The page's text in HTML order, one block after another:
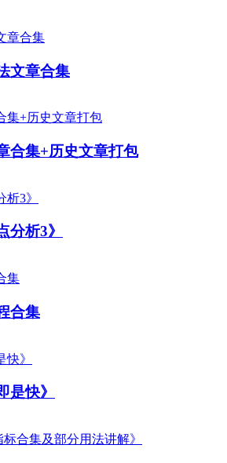
文章合集
合集+历史文章打包
分析3》
合集
是快》